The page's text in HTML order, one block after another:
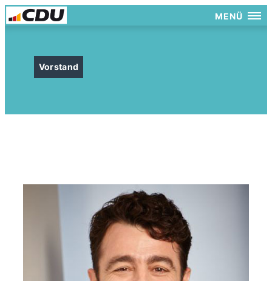
MENÜ
Vorstand